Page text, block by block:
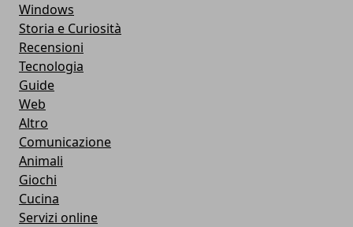
Windows
Storia e Curiosità
Recensioni
Tecnologia
Guide
Web
Altro
Comunicazione
Animali
Giochi
Cucina
Servizi online